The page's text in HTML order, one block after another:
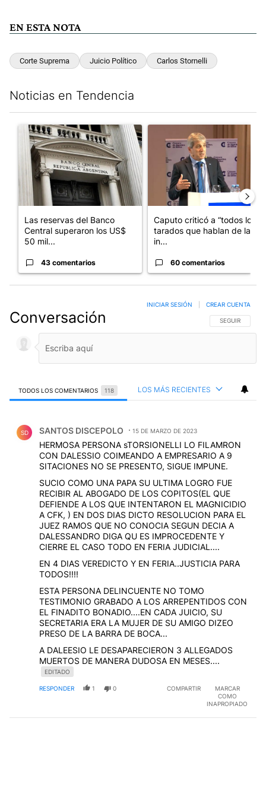
EN ESTA NOTA
Corte Suprema Juicio Político Carlos Stornelli
Noticias en Tendencia
Un artículo de tendencia con el título "Las reservas del Banco
Las reservas del Banco
Central superaron los US$
50 mil...
43 comentarios
Caputo criticó a “todos los
tarados que hablan de la
in...
60 comentarios
Conversación SIGA ESTA
SEGUIR
INICIAR SESIÓN CREAR CUENTA
TODOS LOS COMENTARIOS 118 LOS MÁS RECIENTES
SD SANTOS DISCEPOLO 15 DE MARZO DE 2023
HERMOSA PERSONA sTORSIONELLI LO FILAMRON
CON DALESSIO COIMEANDO A EMPRESARIO A 9
SITACIONES NO SE PRESENTO, SIGUE IMPUNE.
SUCIO COMO UNA PAPA SU ULTIMA LOGRO FUE
RECIBIR AL ABOGADO DE LOS COPITOS(EL QUE
DEFIENDE A LOS QUE INTENTARON EL MAGNICIDIO
A CFK, ) EN DOS DIAS DICTO RESOLUCION PARA EL
JUEZ RAMOS QUE NO CONOCIA SEGUN DECIA A
DALESSANDRO DIGA QU ES IMPROCEDENTE Y
CIERRE EL CASO TODO EN FERIA JUDICIAL....
EN 4 DIAS VEREDICTO Y EN FERIA..JUSTICIA PARA
TODOS!!!!
ESTA PERSONA DELINCUENTE NO TOMO
TESTIMONIO GRABADO A LOS ARREPENTIDOS CON
EL FINADITO BONADIO....EN CADA JUICIO, SU
SECRETARIA ERA LA MUJER DE SU AMIGO DIZEO
PRESO DE LA BARRA DE BOCA...
A DALEESIO LE DESAPARECIERON 3 ALLEGADOS
MUERTOS DE MANERA DUDOSA EN MESES....
EDITADO
RESPONDER 1 0 COMPARTIR
MARCAR
COMO
INAPROPIADO